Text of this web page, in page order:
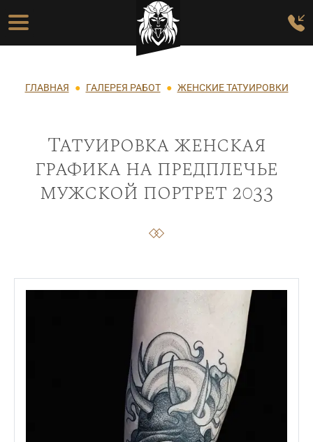
Перейти к основному содержанию
Основная навигация
Строка навигации
ГЛАВНАЯ ГАЛЕРЕЯ РАБОТ ЖЕНСКИЕ ТАТУИРОВКИ
Татуировка женская
графика на предплечье
мужской портрет 2033